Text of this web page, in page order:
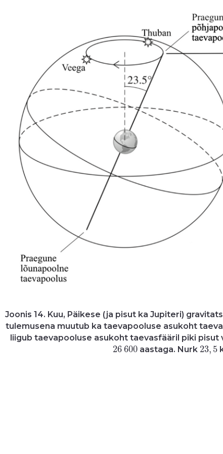
Joonis 14. Kuu, Päikese (ja pisut ka Jupiteri)
tulemusena muutub ka taevapooluse asukoht
liigub taevapooluse asukoht taevasfääril piki
26600
26 600aastaga. Nurk 23, 5
23 5